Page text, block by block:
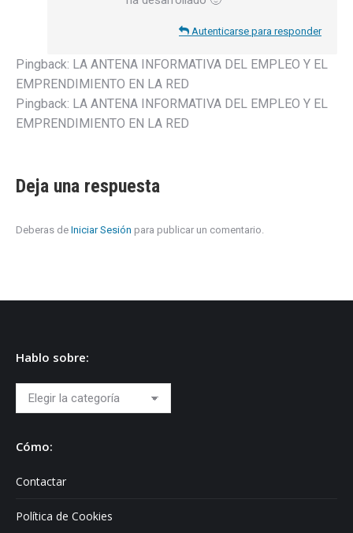
Autenticarse para responder
Pingback: LA ANTENA INFORMATIVA DEL EMPLEO Y EL
EMPRENDIMIENTO EN LA RED
Pingback: LA ANTENA INFORMATIVA DEL EMPLEO Y EL
EMPRENDIMIENTO EN LA RED
Deja una respuesta
Deberas de Iniciar Sesión para publicar un comentario.
Hablo sobre:
Hablo
sobre:
Cómo:
Contactar
Política de Cookies